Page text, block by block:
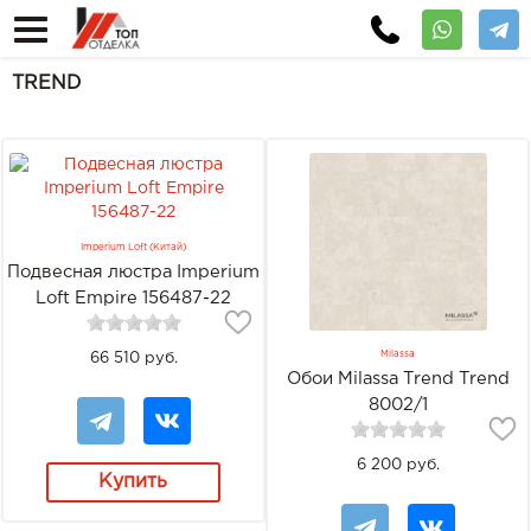
TREND
Imperium Loft (Китай)
Подвесная люстра Imperium
Loft Empire 156487-22
66 510 руб.
Купить
Milassa
Обои Milassa Trend Trend
8002/1
6 200 руб.